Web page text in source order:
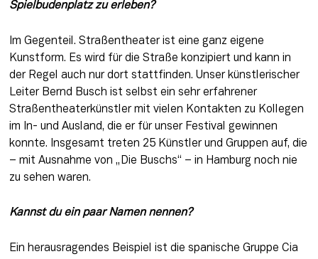
Spielbudenplatz zu erleben?
Im Gegenteil. Straßentheater ist eine ganz eigene
Kunstform. Es wird für die Straße konzipiert und kann in
der Regel auch nur dort stattfinden. Unser künstlerischer
Leiter Bernd Busch ist selbst ein sehr erfahrener
Straßentheaterkünstler mit vielen Kontakten zu Kollegen
im In- und Ausland, die er für unser Festival gewinnen
konnte. Insgesamt treten 25 Künstler und Gruppen auf, die
– mit Ausnahme von „Die Buschs“ – in Hamburg noch nie
zu sehen waren.
Kannst du ein paar Namen nennen?
Ein herausragendes Beispiel ist die spanische Gruppe Cia